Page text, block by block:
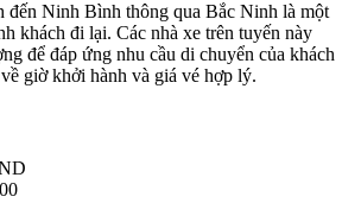
đến Ninh Bình thông qua Bắc Ninh là một
khách đi lại. Các nhà xe trên tuyến này
để đáp ứng nhu cầu di chuyển của khách
giờ khởi hành và giá vé hợp lý.